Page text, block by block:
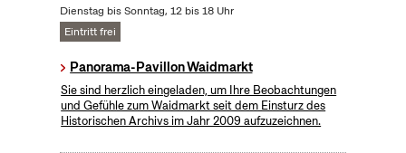
Dienstag bis Sonntag, 12 bis 18 Uhr
Eintritt frei
Panorama-Pavillon Waidmarkt
Sie sind herzlich eingeladen, um Ihre Beobachtungen
und Gefühle zum Waidmarkt seit dem Einsturz des
Historischen Archivs im Jahr 2009 aufzuzeichnen.